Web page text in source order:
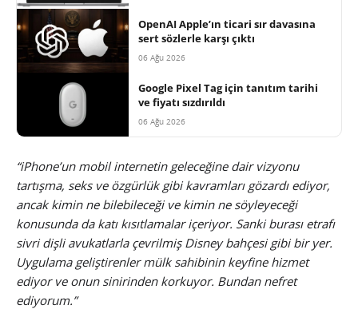
OpenAI Apple’ın ticari sır davasına
sert sözlerle karşı çıktı
06 Ağu 2026
Google Pixel Tag için tanıtım tarihi
ve fiyatı sızdırıldı
06 Ağu 2026
“iPhone’un mobil internetin geleceğine dair vizyonu
tartışma, seks ve özgürlük gibi kavramları gözardı ediyor,
ancak kimin ne bilebileceği ve kimin ne söyleyeceği
konusunda da katı kısıtlamalar içeriyor. Sanki burası etrafı
sivri dişli avukatlarla çevrilmiş Disney bahçesi gibi bir yer.
Uygulama geliştirenler mülk sahibinin keyfine hizmet
ediyor ve onun sinirinden korkuyor. Bundan nefret
ediyorum.”